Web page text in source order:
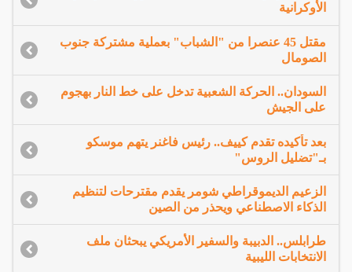
الأوكرانية
مقتل 45 عنصرا من "الشباب" بعملية مشتركة جنوب
الصومال
السودان.. الحركة الشعبية تدخل على خط النار بهجوم
على الجيش
بعد تأكيده تقدم كييف.. رئيس فاغنر يتهم موسكو
بـ"تضليل الروس"
الزعيم الديموقراطي شومر يقدم مقترحات لتنظيم
الذكاء الاصطناعي ويحذر من الصين
طرابلس.. الدبيبة والسفير الأمريكي يبحثان ملف
الانتخابات الليبية